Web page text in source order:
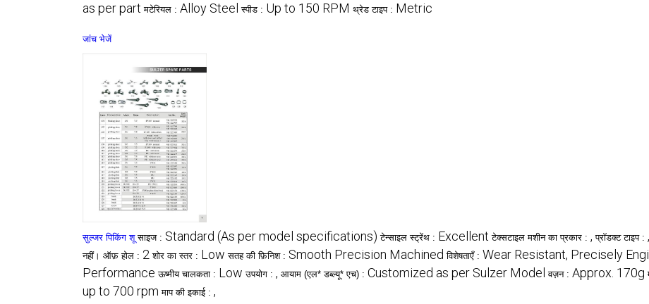
as per part मटेरियल : Alloy Steel स्पीड : Up to 150 RPM थ्रेड टाइप : Metric
जांच भेजें
सुल्जर पिकिंग शू साइज : Standard (As per model specifications) टेन्साइल स्ट्रेंथ : Excellent टेक्सटाइल मशीन का प्रकार : , प्रॉडक्ट टाइप : ,
नहीं। ऑफ़ होल : 2 शोर का स्तर : Low सतह की फ़िनिश : Smooth Precision Machined विशेषताएँ : Wear Resistant, Precisely
Performance ऊष्मीय चालकता : Low उपयोग : , आयाम (एल* डब्ल्यू* एच) : Customized as per Sulzer Model वज़न : Approx. 170g
up to 700 rpm माप की इकाई : ,